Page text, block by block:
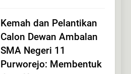
Kemah dan Pelantikan
Calon Dewan Ambalan
SMA Negeri 11
Purworejo: Membentuk